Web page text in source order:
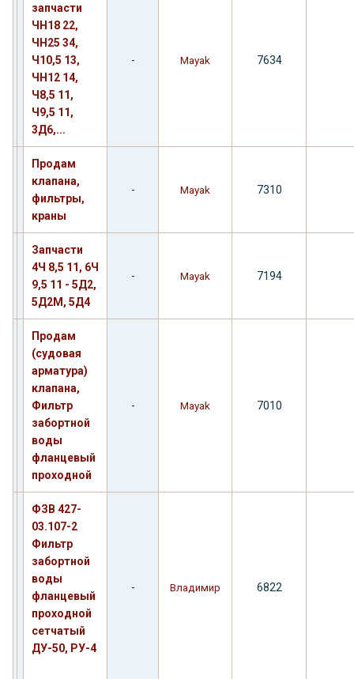
запчасти
ЧН18 22,
ЧН25 34,
Ч10,5 13,
ЧН12 14,
Ч8,5 11,
Ч9,5 11,
3Д6,...
- Mayak 7634
Продам
клапана,
фильтры,
краны
- Mayak 7310
Запчасти
4Ч 8,5 11, 6Ч
9,5 11 - 5Д2,
5Д2М, 5Д4
- Mayak 7194
Продам
(судовая
арматура)
клапана,
Фильтр
забортной
воды
фланцевый
проходной
- Mayak 7010
ФЗВ 427-
03.107-2
Фильтр
забортной
воды
фланцевый
проходной
сетчатый
ДУ-50, РУ-4
- Владимир 6822